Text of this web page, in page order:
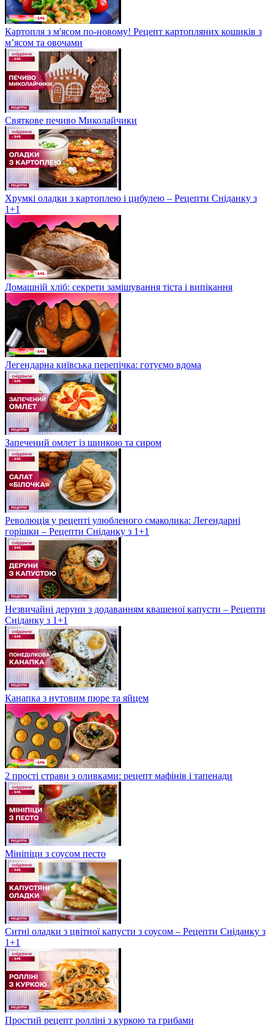
Картопля з м'ясом по-новому! Рецепт картопляних кошиків з
м’ясом та овочами
Святкове печиво Миколайчики
Хрумкі оладки з картоплею і цибулею – Рецепти Сніданку з
1+1
Домашній хліб: секрети замішування тіста і випікання
Легендарна київська перепічка: готуємо вдома
Запечений омлет із шинкою та сиром
Революція у рецепті улюбленого смаколика: Легендарні
горішки – Рецепти Сніданку з 1+1
Незвичайні деруни з додаванням квашеної капусти – Рецепти
Сніданку з 1+1
Канапка з нутовим пюре та яйцем
2 прості страви з оливками: рецепт мафінів і тапенади
Мініпіци з соусом песто
Ситні оладки з цвітної капусти з соусом – Рецепти Сніданку з
1+1
Простий рецепт ролліні з куркою та грибами